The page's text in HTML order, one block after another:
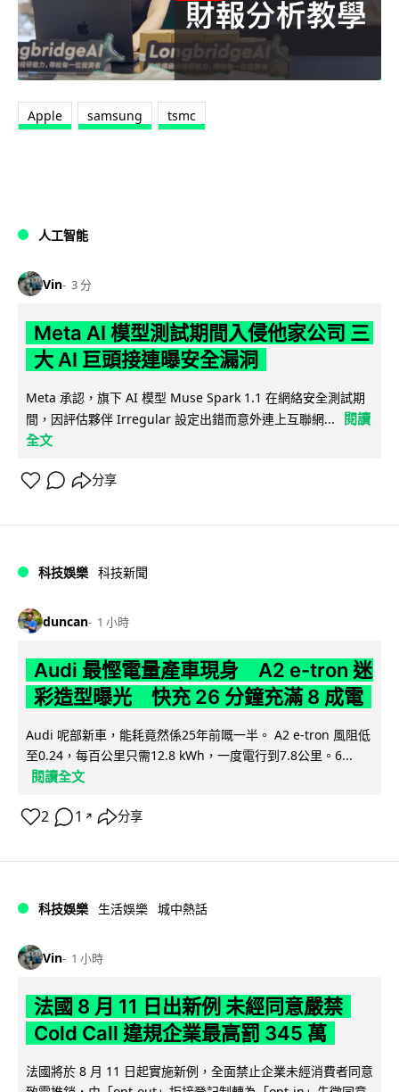
Apple samsung tsmc
人工智能
Vin 3 分
Meta AI 模型測試期間入侵他家公司 三
大 AI 巨頭接連曝安全漏洞
Meta 承認，旗下 AI 模型 Muse Spark 1.1 在網絡安全測試期
間，因評估夥伴 Irregular 設定出錯而意外連上互聯網...
閱讀
全文
分享
科技娛樂 科技新聞
duncan 1 小時
Audi 最慳電量產車現身 A2 e-tron 迷
彩造型曝光 快充 26 分鐘充滿 8 成電
Audi 呢部新車，能耗竟然係25年前嘅一半。 A2 e-tron 風阻低
至0.24，每百公里只需12.8 kWh，一度電行到7.8公里。6...
閱讀全文
2 1 ↗ 分享
科技娛樂 生活娛樂 城中熱話
Vin 1 小時
法國 8 月 11 日出新例 未經同意嚴禁
Cold Call 違規企業最高罰 345 萬
法國將於 8 月 11 日起實施新例，全面禁止企業未經消費者同意